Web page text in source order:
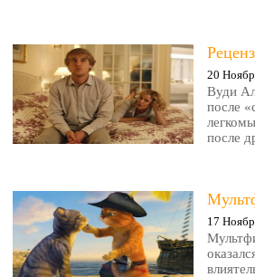
20
Вуди
после
после
17